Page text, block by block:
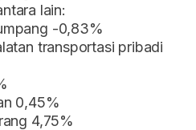
lain:
-0,83%
transportasi pribadi
0,45%
4,75%